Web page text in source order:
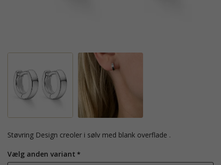
Støvring Design creoler i sølv med blank overflade .
Vælg anden variant